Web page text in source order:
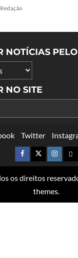
Redação
NOTÍCIAS
NO SITE
Twitter
os direitos
themes.